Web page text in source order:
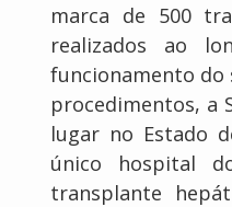
marca de 500
realizados ao
funcionamento do
procedimentos, a
lugar no Estado
único hospital
transplante